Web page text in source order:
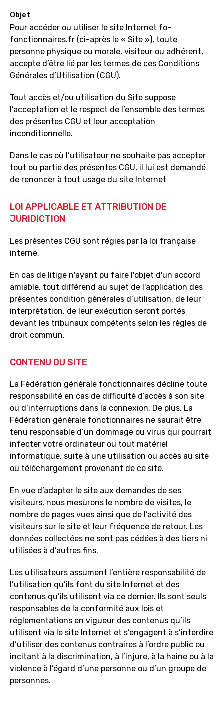
Objet
Pour accéder ou utiliser le site Internet fo-
fonctionnaires.fr (ci-après le « Site »), toute
personne physique ou morale, visiteur ou adhérent,
accepte d’être lié par les termes de ces Conditions
Générales d’Utilisation (CGU).
Tout accès et/ou utilisation du Site suppose
l’acceptation et le respect de l’ensemble des termes
des présentes CGU et leur acceptation
inconditionnelle.
Dans le cas où l’utilisateur ne souhaite pas accepter
tout ou partie des présentes CGU, il lui est demandé
de renoncer à tout usage du site Internet
LOI APPLICABLE ET ATTRIBUTION DE
JURIDICTION
Les présentes CGU sont régies par la loi française
interne.
En cas de litige n'ayant pu faire l'objet d'un accord
amiable, tout différend au sujet de l'application des
présentes condition générales d’utilisation, de leur
interprétation, de leur exécution seront portés
devant les tribunaux compétents selon les règles de
droit commun.
CONTENU DU SITE
La Fédération générale fonctionnaires décline toute
responsabilité en cas de difficulté d’accès à son site
ou d’interruptions dans la connexion. De plus, La
Fédération générale fonctionnaires ne saurait être
tenu responsable d’un dommage ou virus qui pourrait
infecter votre ordinateur ou tout matériel
informatique, suite à une utilisation ou accès au site
ou téléchargement provenant de ce site.
En vue d’adapter le site aux demandes de ses
visiteurs, nous mesurons le nombre de visites, le
nombre de pages vues ainsi que de l’activité des
visiteurs sur le site et leur fréquence de retour. Les
données collectées ne sont pas cédées à des tiers ni
utilisées à d’autres fins.
Les utilisateurs assument l’entière responsabilité de
l’utilisation qu’ils font du site Internet et des
contenus qu’ils utilisent via ce dernier. Ils sont seuls
responsables de la conformité aux lois et
réglementations en vigueur des contenus qu’ils
utilisent via le site Internet et s’engagent à s’interdire
d’utiliser des contenus contraires à l’ordre public ou
incitant à la discrimination, à l’injure, à la haine ou à la
violence à l’égard d’une personne ou d’un groupe de
personnes.